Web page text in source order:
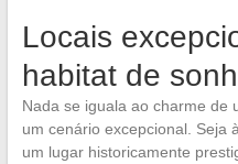
Locais
habitat de
Nada se iguala ao charme de
um cenário excepcional. Seja
um lugar historicamente